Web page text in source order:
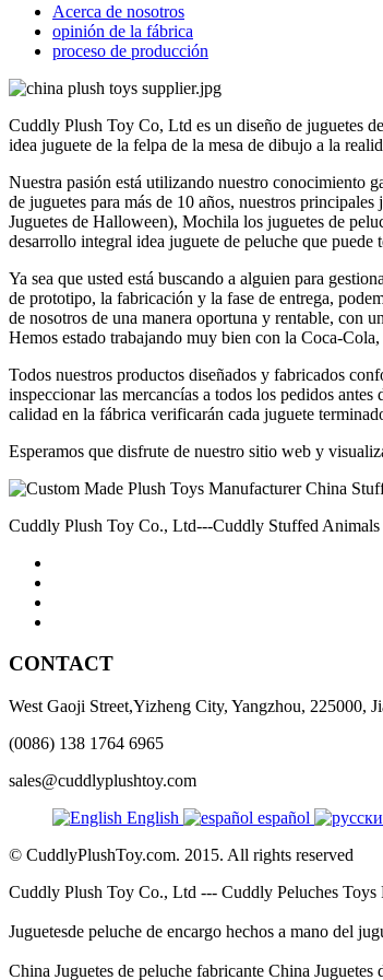
Acerca de nosotros
opinión de la fábrica
proceso de producción
Cuddly Plush Toy Co, Ltd es un diseño de juguetes
idea juguete de la felpa de la mesa de dibujo a la
Nuestra pasión está utilizando nuestro conocimiento
de juguetes para más de 10 años, nuestros
Juguetes de Halloween), Mochila los juguetes de
desarrollo integral idea juguete de peluche que
Ya sea que usted está buscando a alguien para
de prototipo, la fabricación y la fase de entrega,
de nosotros de una manera oportuna y rentable, con
Hemos estado trabajando muy bien con la Coca-
Todos nuestros productos diseñados y fabricados
inspeccionar las mercancías a todos los pedidos
calidad en la fábrica verificarán cada juguete
Esperamos que disfrute de nuestro sitio web y
Cuddly Plush Toy Co., Ltd---Cuddly Stuffed
CONTACT
West Gaoji Street,Yizheng City, Yangzhou, 225000,
(0086) 138 1764 6965
sales@cuddlyplushtoy.com
English
español
© CuddlyPlushToy.com. 2015. All rights reserved
Cuddly Plush Toy Co., Ltd --- Cuddly Peluches Toys
Juguetesde peluche de encargo hechos a mano del
China Juguetes de peluche fabricante China